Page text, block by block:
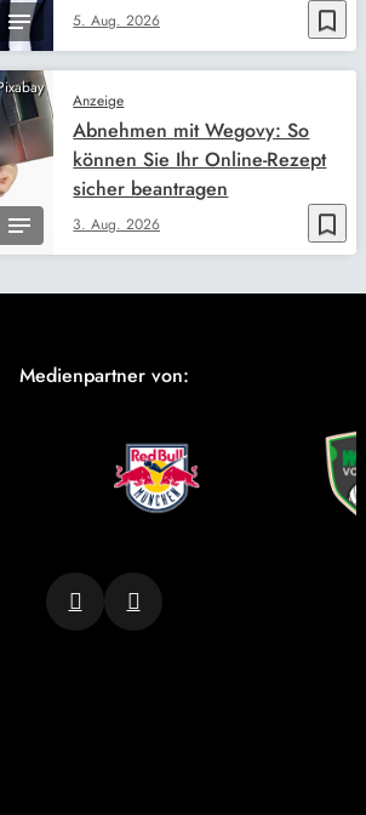
bookmark_border
5. Aug. 2026
bookmark_border
Anzeige
3. Aug. 2026
Abnehmen mit Wegovy: So
können Sie Ihr Online-Rezept
sicher beantragen
Medienpartner von: